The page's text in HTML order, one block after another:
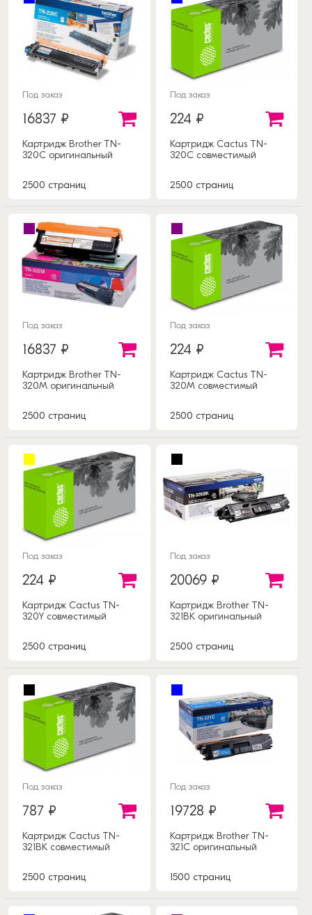
Под заказ
16837 ₽
Картридж Brother TN-
320C оригинальный
2500 страниц
Под заказ
224 ₽
Картридж Cactus TN-
320C совместимый
2500 страниц
Под заказ
16837 ₽
Картридж Brother TN-
320M оригинальный
2500 страниц
Под заказ
224 ₽
Картридж Cactus TN-
320M совместимый
2500 страниц
Под заказ
224 ₽
Картридж Cactus TN-
320Y совместимый
2500 страниц
Под заказ
20069 ₽
Картридж Brother TN-
321BK оригинальный
2500 страниц
Под заказ
787 ₽
Картридж Cactus TN-
321BK совместимый
2500 страниц
Под заказ
19728 ₽
Картридж Brother TN-
321C оригинальный
1500 страниц